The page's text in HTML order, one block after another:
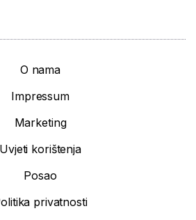
O nama
Impressum
Marketing
Uvjeti korištenja
Posao
privatnosti